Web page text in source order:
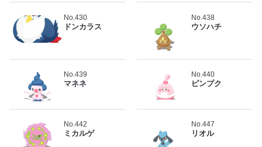
No.430
ドンカラス
No.438
ウソハチ
No.439
マネネ
No.440
ピンプク
No.442
ミカルゲ
No.447
リオル